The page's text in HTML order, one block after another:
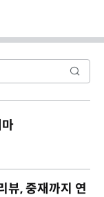
, 중재까지 연